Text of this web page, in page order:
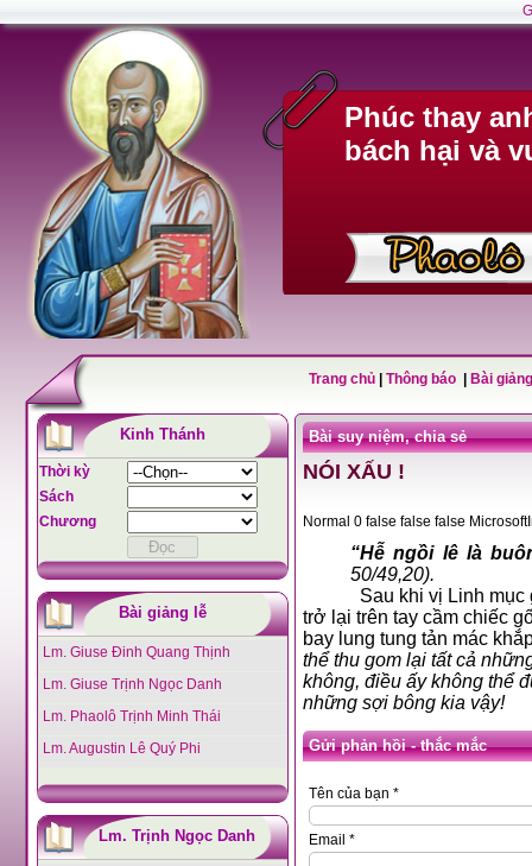
Phúc thay
bách hại và
Trang chủ Thông báo Bài
Kinh Thánh
Thời kỳ
Sách
Chương
Bài giảng lễ
Lm. Giuse Đinh Quang Thịnh
Lm. Giuse Trịnh Ngọc Danh
Lm. Phaolô Trịnh Minh Thái
Lm. Augustin Lê Quý Phi
Lm. Trịnh Ngọc Danh
Bài suy niệm, chia sẻ
NÓI XẤU !
Normal 0 false
“Hễ ngồi lê là
50/49,20).
Sau khi vị Linh
trở lại trên tay cầm chiếc
bay lung tung tản mác
thể thu gom lại tất cả
không, điều ấy không thể
những sợi bông kia vậy!
Gửi phản hồi - thắc mắc
Tên của bạn *
Email *